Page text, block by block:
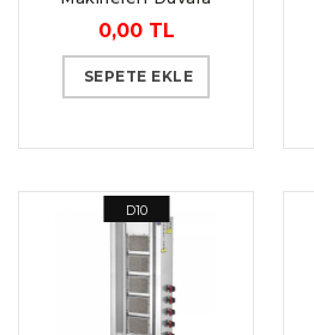
Monte Gazlı 8 Gözlü
0,00 TL
SEPETE EKLE
D10